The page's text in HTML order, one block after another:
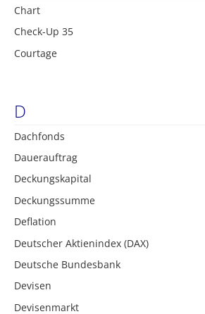
Chart
Check-Up 35
Courtage
D
Dachfonds
Dauerauftrag
Deckungskapital
Deckungssumme
Deflation
Deutscher Aktienindex (DAX)
Deutsche Bundesbank
Devisen
Devisenmarkt